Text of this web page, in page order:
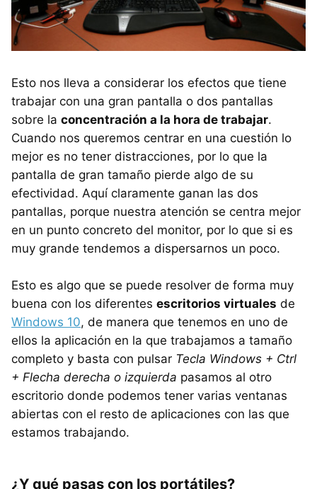
Esto nos lleva a considerar los efectos que tiene
trabajar con una gran pantalla o dos pantallas
sobre la concentración a la hora de trabajar.
Cuando nos queremos centrar en una cuestión lo
mejor es no tener distracciones, por lo que la
pantalla de gran tamaño pierde algo de su
efectividad. Aquí claramente ganan las dos
pantallas, porque nuestra atención se centra mejor
en un punto concreto del monitor, por lo que si es
muy grande tendemos a dispersarnos un poco.
Esto es algo que se puede resolver de forma muy
buena con los diferentes escritorios virtuales de
Windows 10, de manera que tenemos en uno de
ellos la aplicación en la que trabajamos a tamaño
completo y basta con pulsar Tecla Windows + Ctrl
+ Flecha derecha o izquierda pasamos al otro
escritorio donde podemos tener varias ventanas
abiertas con el resto de aplicaciones con las que
estamos trabajando.
¿Y qué pasas con los portátiles?